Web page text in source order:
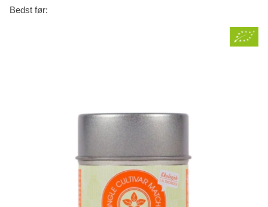
Bedst før:
Produktbilleder Single Cultivar Matcha Okumidori ØKO 30g